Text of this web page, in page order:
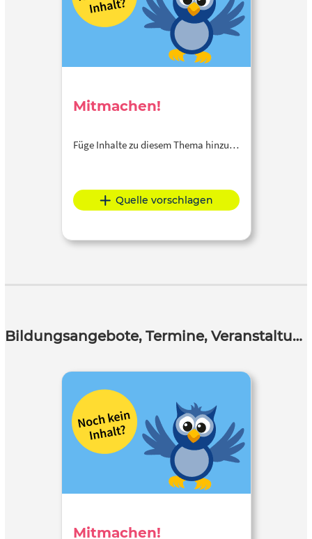
Mitmachen!
Füge Inhalte zu diesem Thema hinzu…
Quelle vorschlagen
Bildungsangebote, Termine, Veranstaltungen
Mitmachen!